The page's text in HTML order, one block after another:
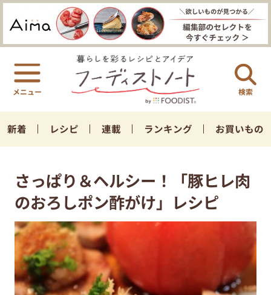
検索
新着 レシピ 連載 ランキング お買いもの
さっぱり＆ヘルシー！「豚ヒレ肉
のおろしポン酢がけ」レシピ